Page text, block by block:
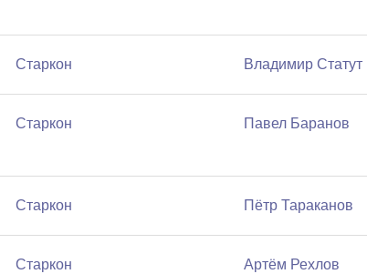
Старкон Владимир Статут
Старкон Павел Баранов
Старкон Пётр Тараканов
Старкон Артём Рехлов